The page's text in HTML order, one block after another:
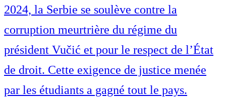
2024, la Serbie se soulève contre la
corruption meurtrière du régime du
président Vučić et pour le respect de l’État
de droit. Cette exigence de justice menée
par les étudiants a gagné tout le pays.